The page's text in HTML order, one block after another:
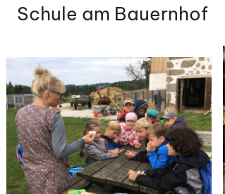
AM
Schule am Bauernhof